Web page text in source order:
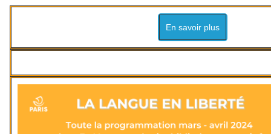
En savoir plus